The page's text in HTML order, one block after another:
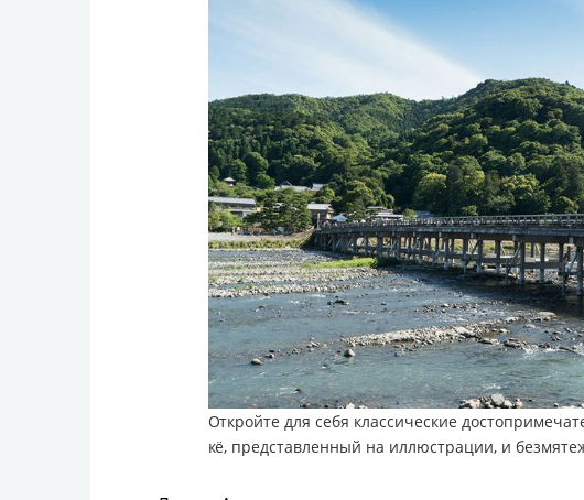
Откройте для себя классические
кё, представленный на иллюстрации, и